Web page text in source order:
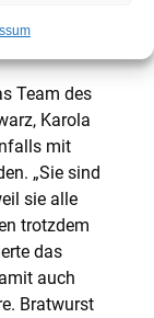
Team des
Karola
mit
„Sie sind
sie alle
trotzdem
das
auch
Bratwurst